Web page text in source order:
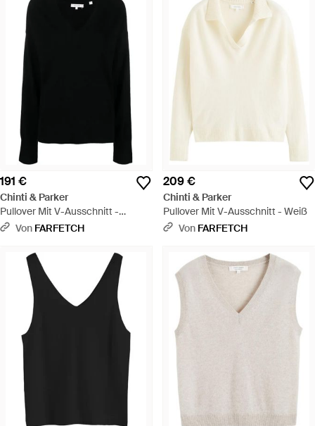
191 €
Chinti & Parker
Pullover Mit V-Ausschnitt -
Schwarz
Von FARFETCH
209 €
Chinti & Parker
Pullover Mit V-Ausschnitt - Weiß
Von FARFETCH